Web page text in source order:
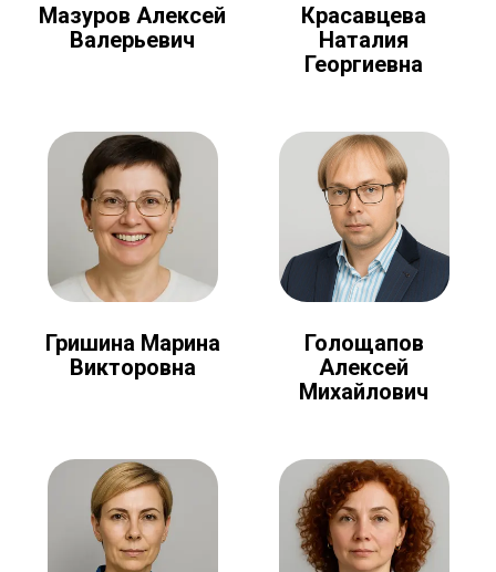
Мазуров Алексей
Валерьевич
Красавцева
Наталия
Георгиевна
Гришина Марина
Викторовна
Голощапов
Алексей
Михайлович